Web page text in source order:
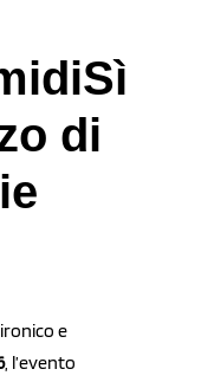
di
e
, l’evento